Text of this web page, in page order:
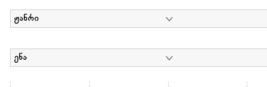
ჟანრი
ენა